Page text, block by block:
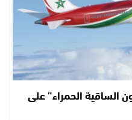
الساقية الحمراء” على